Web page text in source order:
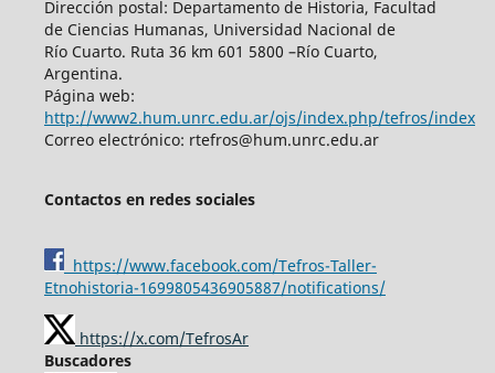
Dirección postal: Departamento de Historia, Facultad
de Ciencias Humanas, Universidad Nacional de
Río Cuarto. Ruta 36 km 601 5800 –Río Cuarto,
Argentina.
Página web:
http://www2.hum.unrc.edu.ar/ojs/index.php/tefros/index
Correo electrónico: rtefros@hum.unrc.edu.ar
Contactos en redes sociales
https://www.facebook.com/Tefros-Taller-
Etnohistoria-1699805436905887/notifications/
https://x.com/TefrosAr
Buscadores